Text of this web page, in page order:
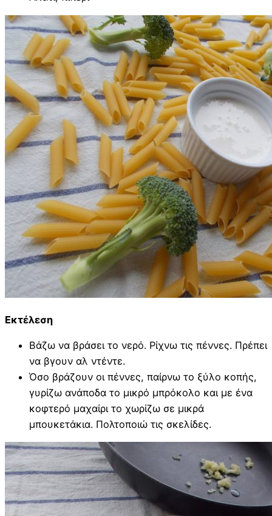
Εκτέλεση
Βάζω να βράσει το νερό. Ρίχνω τις πέννες. Πρέπει
να βγουν αλ ντέντε.
Όσο βράζουν οι πέννες, παίρνω το ξύλο κοπής,
γυρίζω ανάποδα το μικρό μπρόκολο και με ένα
κοφτερό μαχαίρι το χωρίζω σε μικρά
μπουκετάκια. Πολτοποιώ τις σκελίδες.